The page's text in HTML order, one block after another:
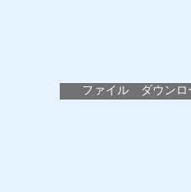
ファイル ダウンロ